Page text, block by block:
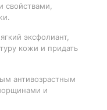
эксфолиант,
кожи и придать
антивозрастным
и